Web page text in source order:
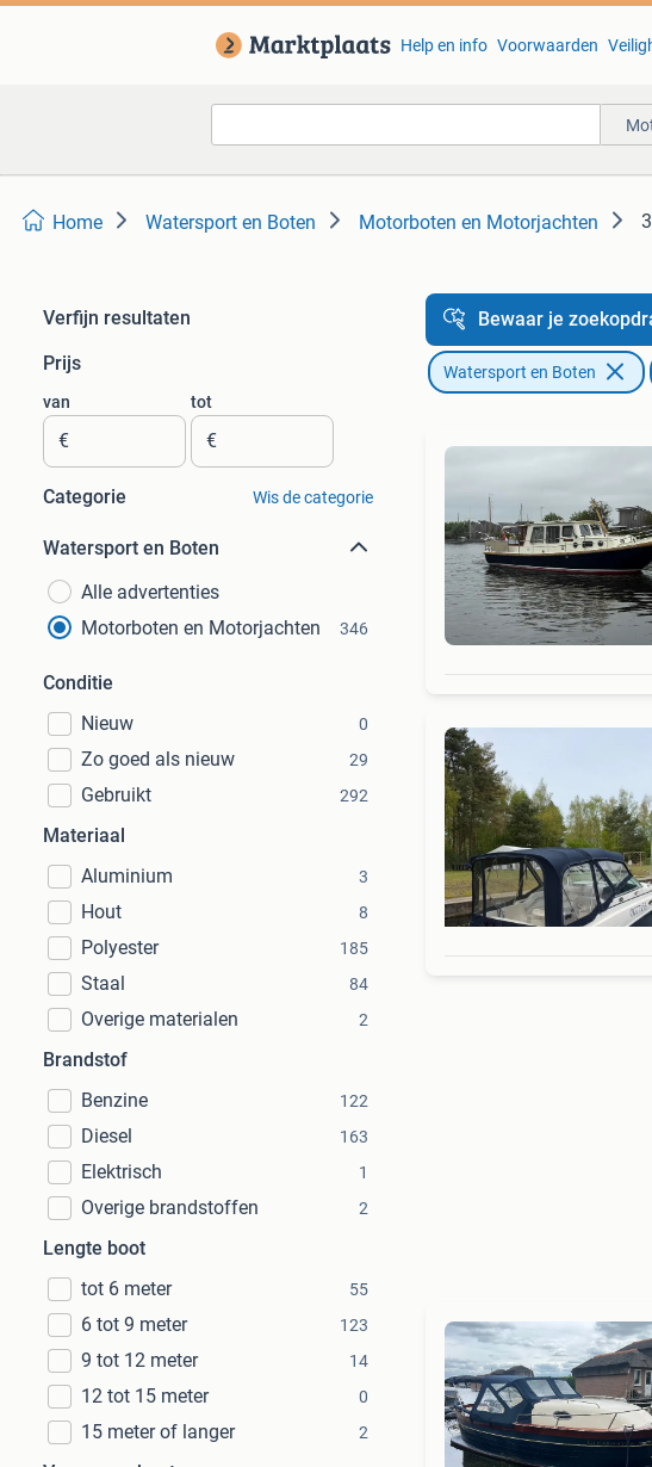
Help en info Voorwaarden
Home Watersport en Boten Motorboten en Motorjachten
Verfijn resultaten
Prijs
van
€
tot
€
Categorie Wis de categorie
Watersport en Boten
Alle advertenties
Motorboten en Motorjachten
346
Conditie
Nieuw
0
Zo goed als nieuw 29
Gebruikt 292
Materiaal
Aluminium
3
Hout 8
Polyester 185
Staal 84
Overige materialen 2
Brandstof
Benzine
122
Diesel 163
Elektrisch 1
Overige brandstoffen 2
Lengte boot
tot 6 meter
55
6 tot 9 meter 123
9 tot 12 meter 14
12 tot 15 meter 0
15 meter of langer 2
Bewaar je
Watersport en Boten